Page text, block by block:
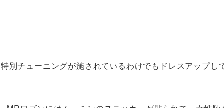
別チューニングが施されているわけでもドレスアップし